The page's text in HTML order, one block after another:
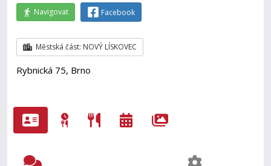
Navigovat Facebook
Městská část: NOVÝ LÍSKOVEC
Rybnická 75, Brno